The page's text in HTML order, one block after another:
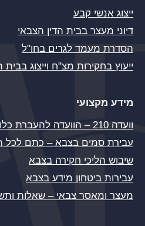
ייצוג אנשי קבע
דיוני מעצר בבית הדין הצבאי
הסדרת מעמד לגרים בחו"ל
ייעוץ בחקירות מצ"ח וייצוג בבית
מידע מקצועי
וועדה 210 – הוועדה להעברת כלואים
עבירת סמים בצבא – כתם לכל
שיבוש הליכי חקירה בצבא
עבירות ביטחון מידע בצבא
מעצר ומאסר צבאי – שאלות